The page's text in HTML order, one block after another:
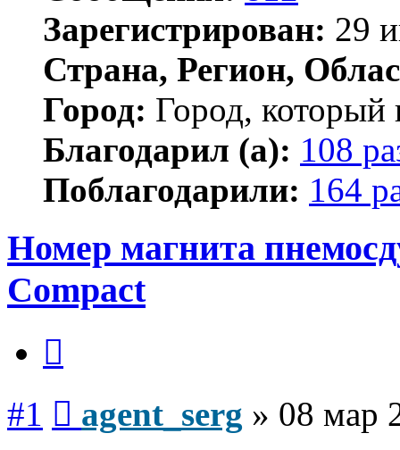
Зарегистрирован: 29
Страна, Регион,
Город: Город, который
Благодарил (а): 108
Поблагодарили: 164
Номер магнита
Compact
#1 agent_serg » 08 мар